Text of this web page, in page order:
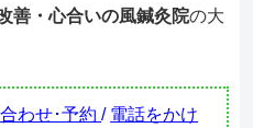
善・心合いの風鍼灸院の大
わせ･予約/ 電話をかけ